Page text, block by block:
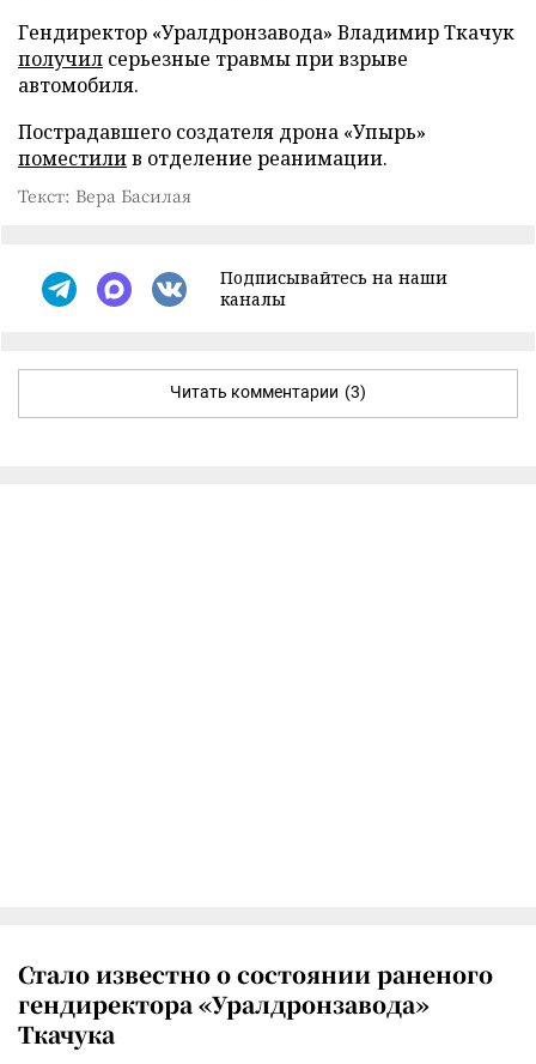
Гендиректор «Уралдронзавода» Владимир Ткачук
получил серьезные травмы при взрыве
автомобиля.
Пострадавшего создателя дрона «Упырь»
поместилив отделение реанимации.
Текст: Вера Басилая
Подписывайтесь на наши
каналы
Читать комментарии (3)
Стало известно о состоянии раненого
гендиректора «Уралдронзавода»
Ткачука